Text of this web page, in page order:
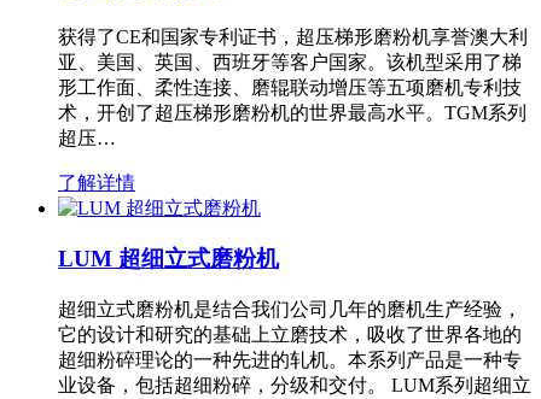
获得了CE和国家专利证书，超压梯形磨粉机享誉澳大利
亚、美国、英国、西班牙等客户国家。该机型采用了梯
形工作面、柔性连接、磨辊联动增压等五项磨机专利技
术，开创了超压梯形磨粉机的世界最高水平。TGM系列
超压…
了解详情
LUM 超细立式磨粉机
超细立式磨粉机是结合我们公司几年的磨机生产经验，
它的设计和研究的基础上立磨技术，吸收了世界各地的
超细粉碎理论的一种先进的轧机。本系列产品是一种专
业设备，包括超细粉碎，分级和交付。 LUM系列超细立